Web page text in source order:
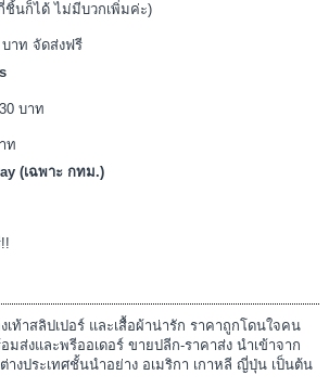
ชิ้นก็ได้ ไม่มีบวกเพิ่มค่ะ)
าท จัดส่งฟรี
บาท
ท
(เฉพาะ กทม.)
เท้าสลิปเปอร์ และเสื้อผ้าน่ารัก ราคาถูกโดนใจคน
ส่งและพรีออเดอร์ ขายปลีก-ราคาส่ง นำเข้าจาก
างประเทศชั้นนำอย่าง อเมริกา เกาหลี ญี่ปุ่น เป็นต้น